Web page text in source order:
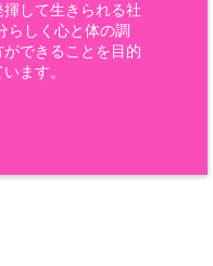
して生きられる社
らしく心と体の調
できることを目的
ます。